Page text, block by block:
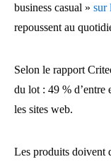
business casual » sur
repoussent au
Selon le rapport
du lot : 49 % d’entre
les sites web.
Les produits doivent